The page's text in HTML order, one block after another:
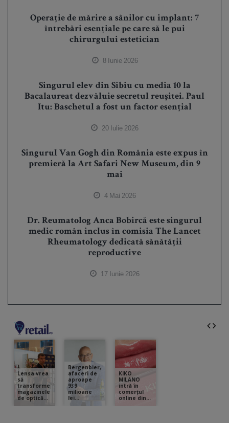
Operație de mărire a sânilor cu implant: 7
întrebări esențiale pe care să le pui
chirurgului estetician
8 Iunie 2026
Singurul elev din Sibiu cu media 10 la
Bacalaureat dezvăluie secretul reușitei. Paul
Itu: Baschetul a fost un factor esențial
20 Iulie 2026
Singurul Van Gogh din România este expus în
premieră la Art Safari New Museum, din 9
mai
4 Mai 2026
Dr. Reumatolog Anca Bobircă este singurul
medic român inclus în comisia The Lancet
Rheumatology dedicată sănătății
reproductive
17 Iunie 2026